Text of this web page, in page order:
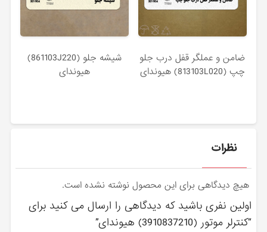
ضامن و عملگر قفل درب جلو
چپ (813103L020) هیوندای
شيشه جلو (861103J220)
هیوندای
نظرات
هیچ دیدگاهی برای این محصول نوشته نشده است.
اولین نفری باشید که دیدگاهی را ارسال می کنید برای
“كنترلر موتور (3910837210) هیوندای”